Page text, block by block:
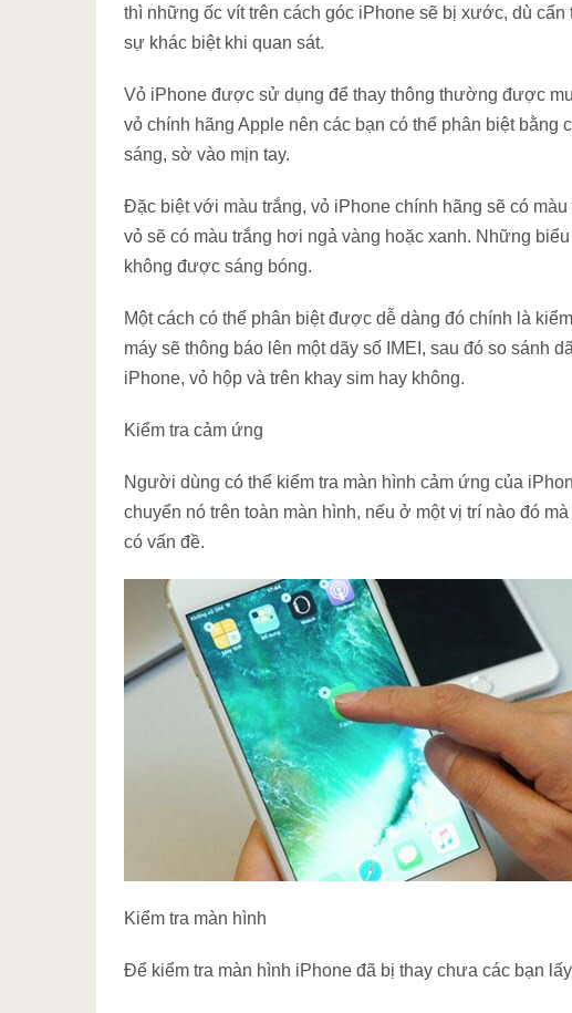
thì những ốc vít trên cách góc iPhone sẽ bị xước, dù
sự khác biệt khi quan sát.
Vỏ iPhone được sử dụng để thay thông thường được
vỏ chính hãng Apple nên các bạn có thể phân biệt bằng
sáng, sờ vào mịn tay.
Đặc biệt với màu trắng, vỏ iPhone chính hãng sẽ có
vỏ sẽ có màu trắng hơi ngả vàng hoặc xanh. Những
không được sáng bóng.
Một cách có thể phân biệt được dễ dàng đó chính là
máy sẽ thông báo lên một dãy số IMEI, sau đó so sánh
iPhone, vỏ hộp và trên khay sim hay không.
Kiểm tra cảm ứng
Người dùng có thể kiểm tra màn hình cảm ứng của
chuyển nó trên toàn màn hình, nếu ở một vị trí nào đó
có vấn đề.
Kiểm tra màn hình
Để kiểm tra màn hình iPhone đã bị thay chưa các bạn